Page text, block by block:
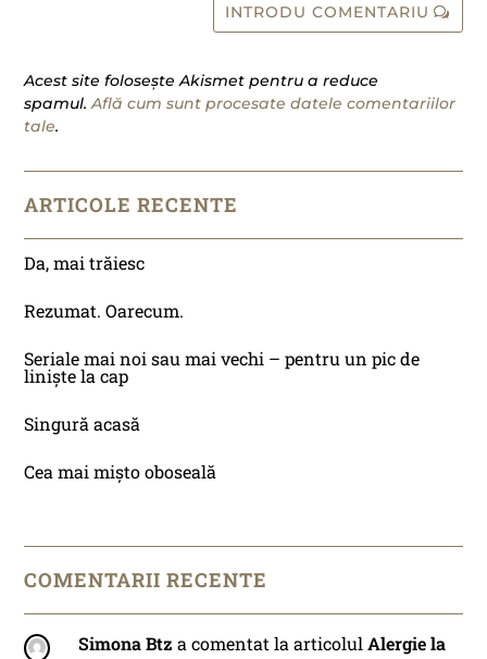
INTRODU COMENTARIU
Acest site folosește Akismet pentru a reduce
spamul.Află cum sunt procesate datele comentariilor
tale.
ARTICOLE RECENTE
Da, mai trăiesc
Rezumat. Oarecum.
Seriale mai noi sau mai vechi – pentru un pic de
liniște la cap
Singură acasă
Cea mai mișto oboseală
COMENTARII RECENTE
Simona Btz a comentat la articolulAlergie la